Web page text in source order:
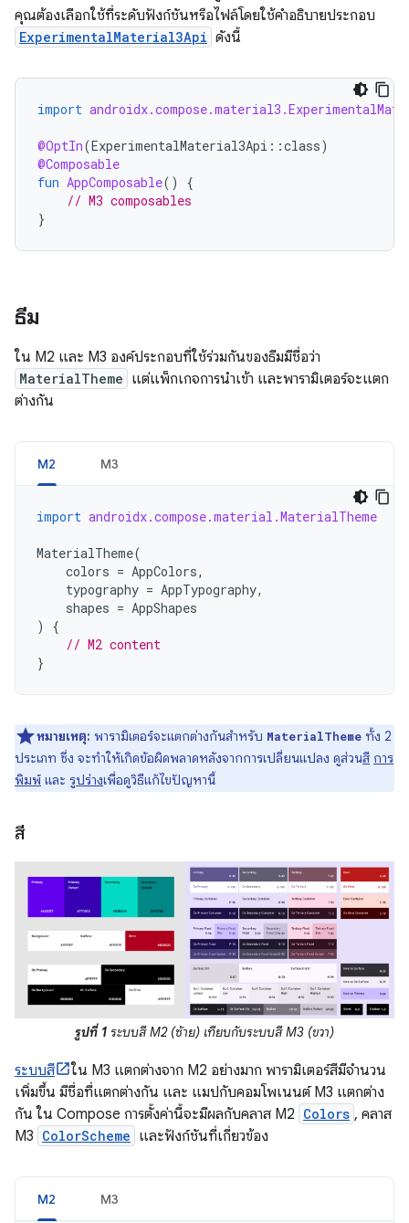
คุณต้องเลือกใช้ที่ระดับฟังก์ชันหรือไฟล์โดยใช้คำอธิบายประกอบ
ExperimentalMaterial3Api ดังนี้
import
@OptIn(ExperimentalMaterial3Api ::class)
@Composable
fun AppComposable()
{
// M3 composables
}
ธีม
ใน M2 และ M3 องค์ประกอบที่ใช้ร่วมกันของธีมมีชื่อว่า
MaterialTheme แต่แพ็กเกจการนำเข้า และพารามิเตอร์จะแตก
ต่างกัน
M2 M3
import androidx.compose.material.MaterialTheme
MaterialTheme(
colors = AppColors,
typography = AppTypography,
shapes = AppShapes
)
{
// M2 content
}
หมายเหตุ: พารามิเตอร์จะแตกต่างกันสำหรับ MaterialTheme ทั้ง 2
ประเภท ซึ่ง จะทำให้เกิดข้อผิดพลาดหลังจากการเปลี่ยนแปลง ดูส่วนสี การ
พิมพ์ และ รูปร่างเพื่อดูวิธีแก้ไขปัญหานี้
สี
รูปที่ 1 ระบบสี M2 (ซ้าย) เทียบกับระบบสี M3 (ขวา)
ระบบสี
ใน M3 แตกต่างจาก M2 อย่างมาก พารามิเตอร์สีมีจำนวน
เพิ่มขึ้น มีชื่อที่แตกต่างกัน และ แมปกับคอมโพเนนต์ M3 แตกต่าง
กัน ใน Compose การตั้งค่านี้จะมีผลกับคลาส M2 Colors , คลาส
M3 ColorScheme และฟังก์ชันที่เกี่ยวข้อง
M2 M3